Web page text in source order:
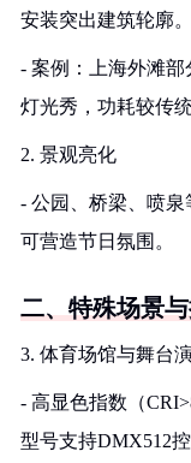
安装突出建筑轮廓。
- 案例：上海外滩
灯光秀，功耗较传
2. 景观亮化
- 公园、桥梁、喷
可营造节日氛围。
二、特殊场景
3. 体育场馆与舞台
- 高显色指数（
型号支持DMX512